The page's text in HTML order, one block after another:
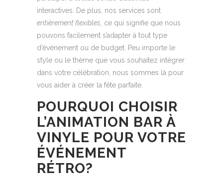
interactives. De plus, nos services sont
entièrement flexibles , ce qui signifie que nous
pouvons facilement s’adapter à tout type
d’événement ou de budget. Peu importe le
style ou le thème que vous souhaitez intégrer
dans votre célébration, nous sommes là pour
vous aider à créer la fête parfaite.
POURQUOI CHOISIR
L’ANIMATION BAR À
VINYLE POUR VOTRE
ÉVÉNEMENT
RÉTRO?